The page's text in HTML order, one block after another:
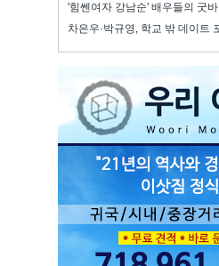
'힘쎈여자 강남순' 배우들의 굿
차은우·박규영, 학교 밖 데이트